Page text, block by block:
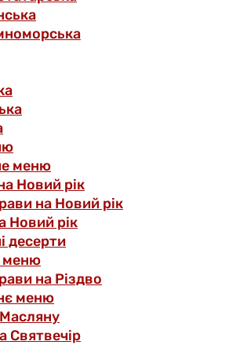
меню
Новий рік
на Новий рік
Новий рік
десерти
меню
на Різдво
меню
Святвечір